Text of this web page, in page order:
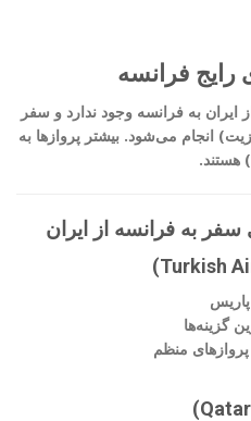
رایج فرانسه
به فرانسه وجود ندارد و سفر
انجام می‌شود. بیشتر پروازها به
هستند.
به فرانسه از ایران
گزینه‌ها
منظم